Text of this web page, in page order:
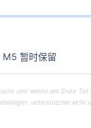
暂时保留
und werde am Ende Teil
unterstützten